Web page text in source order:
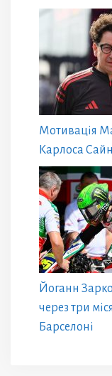
Мотивація
Карлоса
Йоганн
через три
Барселоні